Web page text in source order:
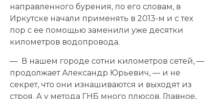
направленного бурения, по его словам, в
Иркутске начали применять в 2013-м и с тех
пор с ее помощью заменили уже десятки
километров водопровода.
— В нашем городе сотни километров сетей, —
продолжает Александр Юрьевич, — и не
секрет, что они изнашиваются и выходят из
строя. А у метода ГНБ много плюсов. Главное,